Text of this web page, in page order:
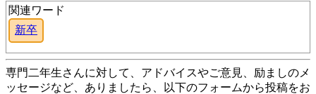
関連ワード
新卒
専門二年生さんに対して、アドバイスやご意見、励ましのメ
ッセージなど、ありましたら、以下のフォームから投稿をお